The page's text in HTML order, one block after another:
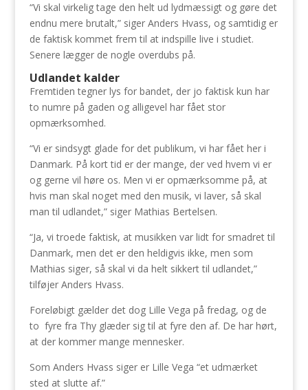
“Vi skal virkelig tage den helt ud lydmæssigt og gøre det
endnu mere brutalt,” siger Anders Hvass, og samtidig er
de faktisk kommet frem til at indspille live i studiet.
Senere lægger de nogle overdubs på.
Udlandet kalder
Fremtiden tegner lys for bandet, der jo faktisk kun har
to numre på gaden og alligevel har fået stor
opmærksomhed.
“Vi er sindsygt glade for det publikum, vi har fået her i
Danmark. På kort tid er der mange, der ved hvem vi er
og gerne vil høre os. Men vi er opmærksomme på, at
hvis man skal noget med den musik, vi laver, så skal
man til udlandet,” siger Mathias Bertelsen.
“Ja, vi troede faktisk, at musikken var lidt for smadret til
Danmark, men det er den heldigvis ikke, men som
Mathias siger, så skal vi da helt sikkert til udlandet,”
tilføjer Anders Hvass.
Foreløbigt gælder det dog Lille Vega på fredag, og de
to fyre fra Thy glæder sig til at fyre den af. De har hørt,
at der kommer mange mennesker.
Som Anders Hvass siger er Lille Vega “et udmærket
sted at slutte af.”